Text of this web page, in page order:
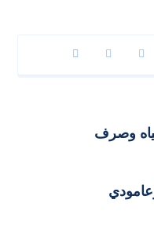
وصرف